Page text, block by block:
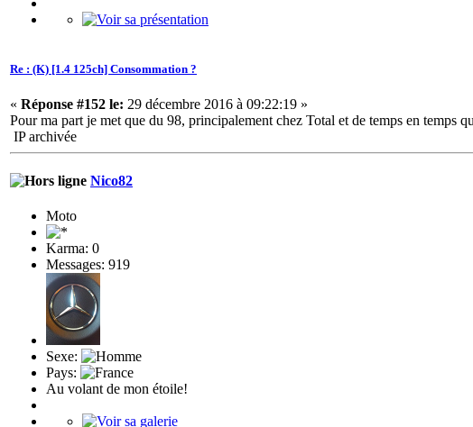
Re : (K) [1.4 125ch] Consommation ?
« Réponse #152 le: 29 décembre 2016 à 09:22:19 »
Pour ma part je met que du 98, principalement chez Total et de temps en temps
IP archivée
Nico82
Moto
Karma: 0
Messages: 919
Sexe:
Pays:
Au volant de mon étoile!